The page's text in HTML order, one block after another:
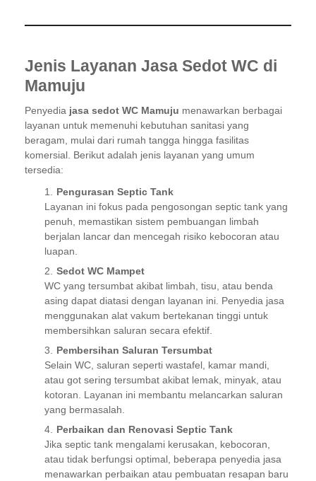
Jenis Layanan Jasa Sedot WC di
Mamuju
Penyedia jasa sedot WC Mamuju menawarkan berbagai
layanan untuk memenuhi kebutuhan sanitasi yang
beragam, mulai dari rumah tangga hingga fasilitas
komersial. Berikut adalah jenis layanan yang umum
tersedia:
Pengurasan Septic Tank
Layanan ini fokus pada pengosongan septic tank yang
penuh, memastikan sistem pembuangan limbah
berjalan lancar dan mencegah risiko kebocoran atau
luapan.
Sedot WC Mampet
WC yang tersumbat akibat limbah, tisu, atau benda
asing dapat diatasi dengan layanan ini. Penyedia jasa
menggunakan alat vakum bertekanan tinggi untuk
membersihkan saluran secara efektif.
Pembersihan Saluran Tersumbat
Selain WC, saluran seperti wastafel, kamar mandi,
atau got sering tersumbat akibat lemak, minyak, atau
kotoran. Layanan ini membantu melancarkan saluran
yang bermasalah.
Perbaikan dan Renovasi Septic Tank
Jika septic tank mengalami kerusakan, kebocoran,
atau tidak berfungsi optimal, beberapa penyedia jasa
menawarkan perbaikan atau pembuatan resapan baru